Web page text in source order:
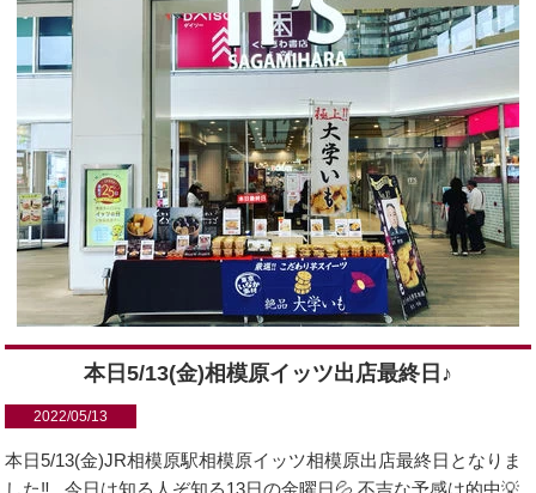
本日5/13(金)相模原イッツ出店最終日♪
2022/05/13
本日5/13(金)JR相模原駅相模原イッツ相模原出店最終日となりま
した‼️ 今日は知る人ぞ知る13日の金曜日💦 不吉な予感は的中💡